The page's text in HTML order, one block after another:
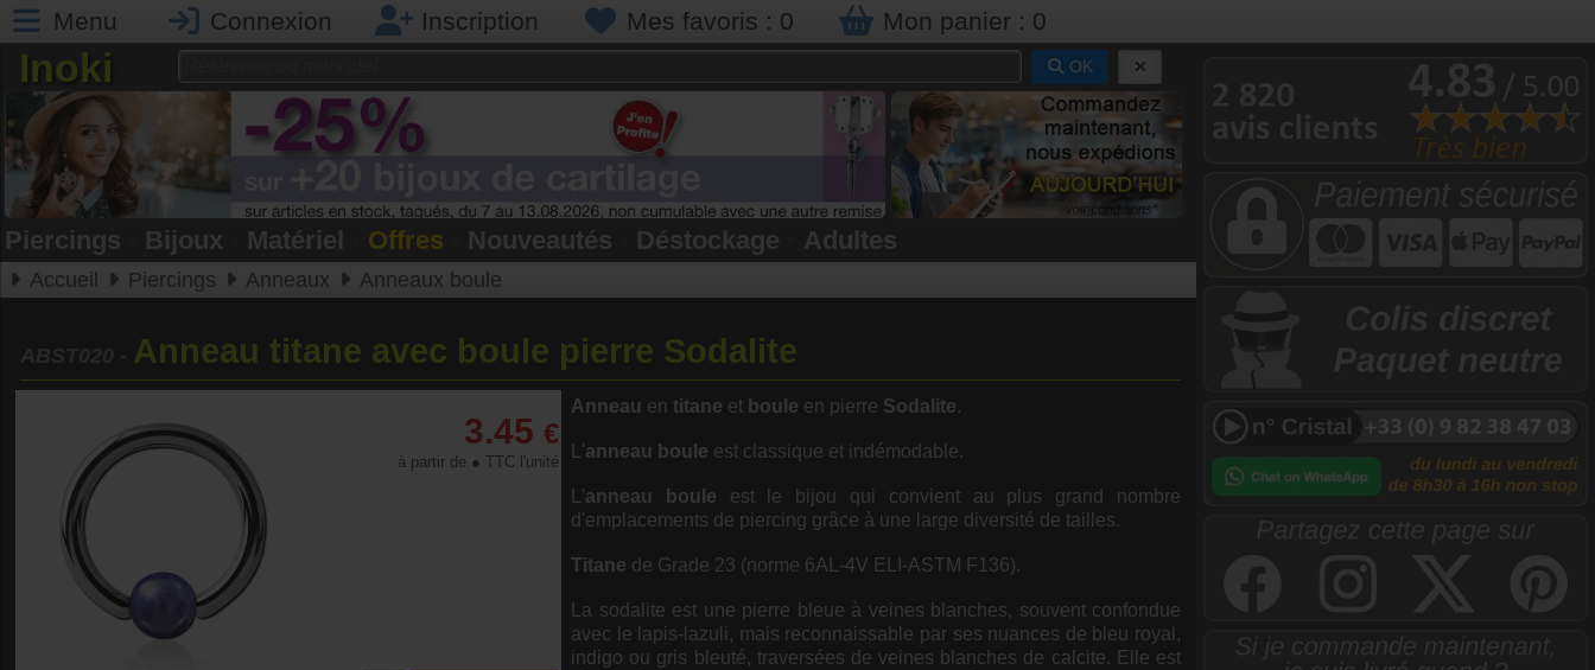
Menu Connexion Inscription Mes favoris : 0 Mon panier : 0
Inoki OK
Piercings Bijoux Matériel Offres Nouveautés Déstockage Adultes
Accueil Piercings Anneaux Anneaux boule
Anneau titane avec boule pierre Sodalite
3.45 €
à partir de ● TTC l'unité
Anneau en titane et boule en pierre Sodalite.
L'anneau boule est classique et indémodable.
L'anneau boule est le bijou qui convient au plus grand nombre
d'emplacements de piercing grâce à une large diversité de tailles.
Titane de Grade 23 (norme 6AL-4V ELI-ASTM F136).
La sodalite est une pierre bleue à veines blanches, souvent confondue
avec le lapis-lazuli, mais reconnaissable par ses nuances de bleu royal,
indigo ou gris bleuté, traversées de veines blanches de calcite. Elle est